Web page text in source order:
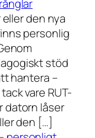
den nya
personlig
stöd
hantera –
vare RUT-
datorn låser
den […]